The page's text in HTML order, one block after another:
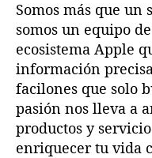
Somos más que
somos un equipo
ecosistema Apple
información
facilones que solo
pasión nos lleva a
productos y
enriquecer tu vida